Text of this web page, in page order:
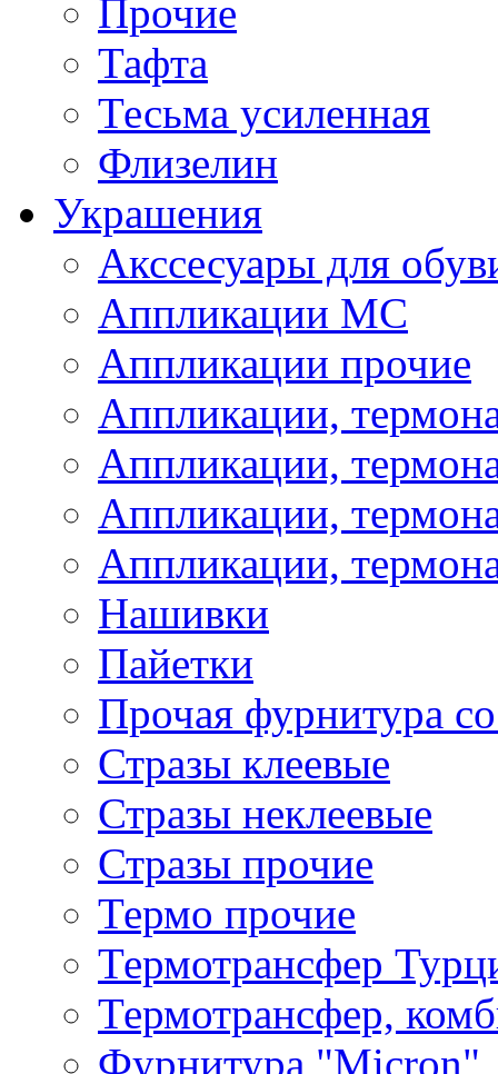
Прочие
Тафта
Тесьма усиленная
Флизелин
Украшения
Акссесуары для
Аппликации МС
Аппликации прочие
Аппликации,
Аппликации,
Аппликации,
Аппликации,
Нашивки
Пайетки
Прочая фурнитура
Стразы клеевые
Стразы неклеевые
Стразы прочие
Термо прочие
Термотрансфер
Термотрансфер,
Фурнитура "Micron"